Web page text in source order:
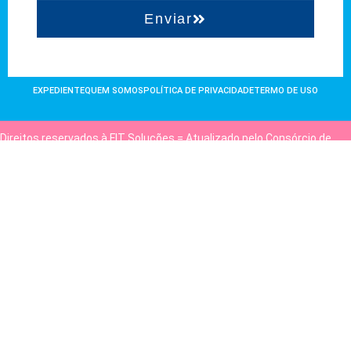
Enviar
EXPEDIENTEQUEM SOMOS POLÍTICA DE PRIVACIDADETERMO DE USO
Direitos reservados à FIT Soluções = Atualizado pelo Consórcio de